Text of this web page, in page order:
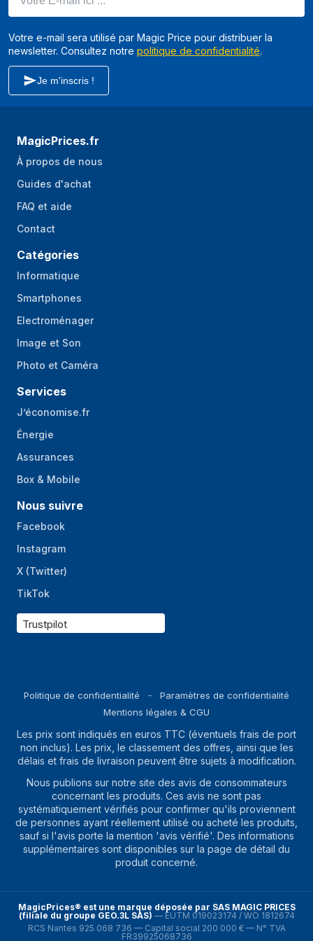
Votre e-mail sera utilisé par Magic Price pour distribuer la
newsletter. Consultez notre politique de confidentialité.
Je m'inscris !
MagicPrices.fr
À propos de nous
Guides d'achat
FAQ et aide
Contact
Catégories
Informatique
Smartphones
Electroménager
Image et Son
Photo et Caméra
Services
J’économise.fr
Énergie
Assurances
Box & Mobile
Nous suivre
Facebook
Instagram
X (Twitter)
TikTok
Trustpilot
Politique de confidentialité
Paramètres de confidentialité
Mentions légales & CGU
Les prix sont indiqués en euros TTC (éventuels frais de port
non inclus). Les prix, le classement des offres, ainsi que les
délais et frais de livraison peuvent être sujets à modification.
Nous publions sur notre site des avis de consommateurs
concernant les produits. Ces avis ne sont pas
systématiquement vérifiés pour confirmer qu'ils proviennent
de personnes ayant réellement utilisé ou acheté les produits,
sauf si l'avis porte la mention 'avis vérifié'. Des informations
supplémentaires sont disponibles sur la page de détail du
produit concerné.
MagicPrices® est une marque déposée par SAS MAGIC PRICES
(filiale du groupe GEO.3L SAS) — EUTM 019023174 / WO 1812674
RCS Nantes 925 068 736 — Capital social 200 000 € — N° TVA
FR39925068736